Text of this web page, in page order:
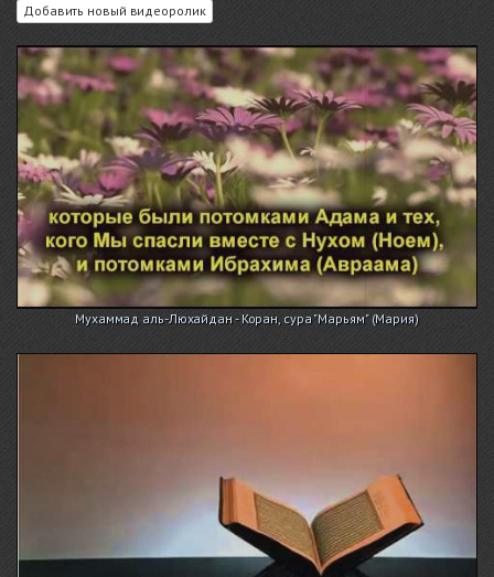
Добавить новый видеоролик
Мухаммад аль-Люхайдан - Коран, сура "Марьям" (Мария)